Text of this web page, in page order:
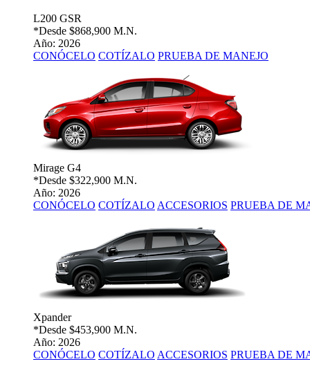
L200 GSR
*Desde $868,900 M.N.
Año: 2026
CONÓCELO COTÍZALO PRUEBA DE MANEJO
Mirage G4
*Desde $322,900 M.N.
Año: 2026
CONÓCELO COTÍZALO ACCESORIOS PRUEBA DE
Xpander
*Desde $453,900 M.N.
Año: 2026
CONÓCELO COTÍZALO ACCESORIOS PRUEBA DE